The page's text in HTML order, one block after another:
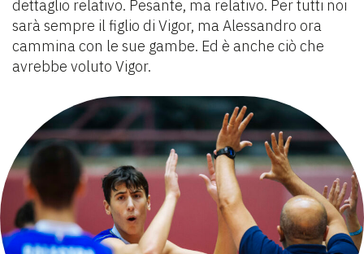
dettaglio relativo. Pesante, ma relativo. Per tutti noi
sarà sempre il figlio di Vigor, ma Alessandro ora
cammina con le sue gambe. Ed è anche ciò che
avrebbe voluto Vigor.